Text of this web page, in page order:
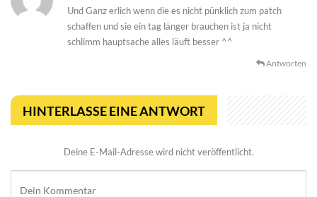
Und Ganz erlich wenn die es nicht pünklich zum patch
schaffen und sie ein tag länger brauchen ist ja nicht
schlimm hauptsache alles läuft besser ^^
Antworten
HINTERLASSE EINE ANTWORT
Deine E-Mail-Adresse wird nicht veröffentlicht.